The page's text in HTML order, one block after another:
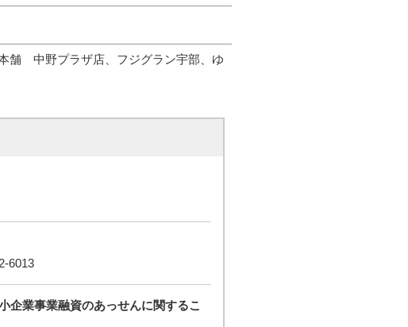
舗 中野プラザ店、フジグラン宇部、ゆ
6013
企業事業融資のあっせんに関するこ